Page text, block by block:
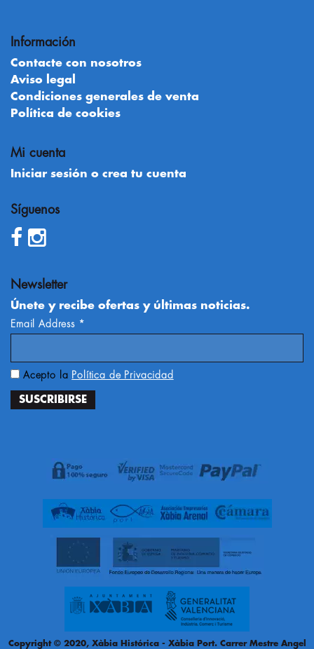
Información
Contacte con nosotros
Aviso legal
Condiciones generales de venta
Política de cookies
Mi cuenta
Iniciar sesión o crea tu cuenta
Síguenos
Newsletter
Únete y recibe ofertas y últimas noticias.
Email Address *
Acepto la Política de Privacidad
Copyright © 2020, Xàbia Histórica - Xàbia Port. Carrer Mestre Angel